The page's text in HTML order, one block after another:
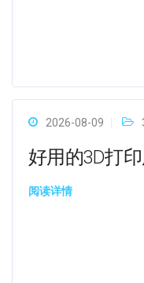
2026-08-09
好用的3D打
阅读详情